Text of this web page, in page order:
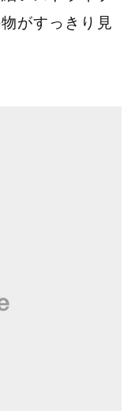
がすっきり見